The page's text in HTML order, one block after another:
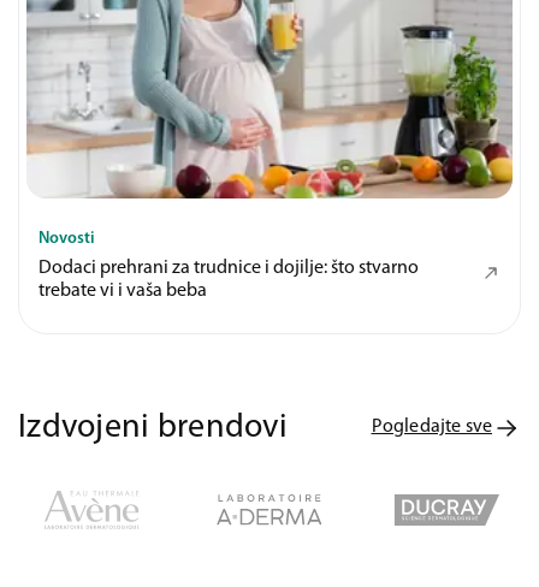
Novosti
Dodaci prehrani za trudnice i dojilje: što stvarno
trebate vi i vaša beba
Izdvojeni brendovi Pogledajte sve